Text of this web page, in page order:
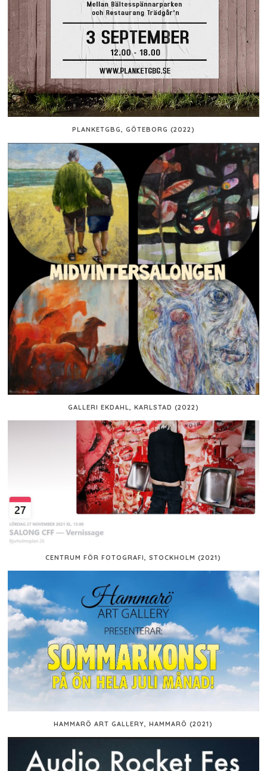
PLANKETGBG, GÖTEBORG (2022)
GALLERI EKDAHL, KARLSTAD (2022)
CENTRUM FÖR FOTOGRAFI, STOCKHOLM (2021)
HAMMARÖ ART GALLERY, HAMMARÖ (2021)